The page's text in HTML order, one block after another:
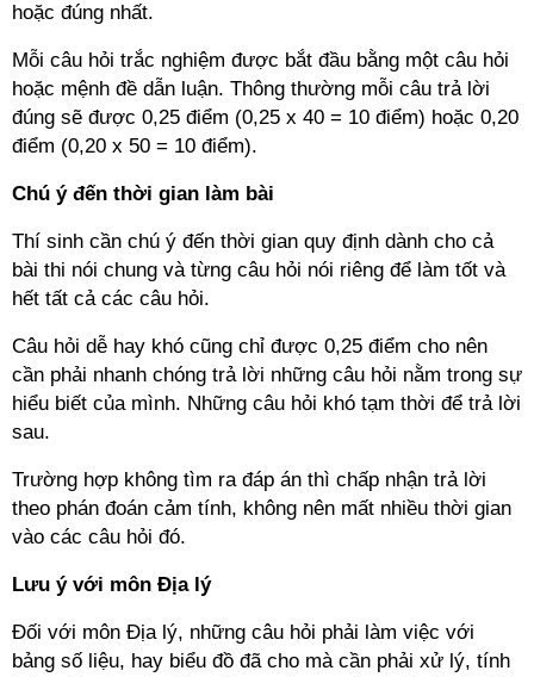
hoặc đúng nhất.
Mỗi câu hỏi trắc nghiệm được bắt đầu bằng một câu hỏi
hoặc mệnh đề dẫn luận. Thông thường mỗi câu trả lời
đúng sẽ được 0,25 điểm (0,25 x 40 = 10 điểm) hoặc 0,20
điểm (0,20 x 50 = 10 điểm).
Chú ý đến thời gian làm bài
Thí sinh cần chú ý đến thời gian quy định dành cho cả
bài thi nói chung và từng câu hỏi nói riêng để làm tốt và
hết tất cả các câu hỏi.
Câu hỏi dễ hay khó cũng chỉ được 0,25 điểm cho nên
cần phải nhanh chóng trả lời những câu hỏi nằm trong sự
hiểu biết của mình. Những câu hỏi khó tạm thời để trả lời
sau.
Trường hợp không tìm ra đáp án thì chấp nhận trả lời
theo phán đoán cảm tính, không nên mất nhiều thời gian
vào các câu hỏi đó.
Lưu ý với môn Địa lý
Đối với môn Địa lý, những câu hỏi phải làm việc với
bảng số liệu, hay biểu đồ đã cho mà cần phải xử lý, tính